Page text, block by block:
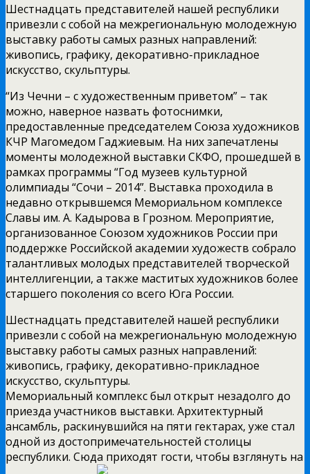
Шестнадцать представителей нашей республики
привезли с собой на межрегиональную молодежную
выставку работы самых разных направлений:
живопись, графику, декоративно-прикладное
искусство, скульптуры.
“Из Чечни – с художественным приветом” – так
можно, наверное назвать фотоснимки,
предоставленные председателем Союза художников
КЧР Магомедом Гаджиевым. На них запечатлены
моменты молодежной выставки СКФО, прошедшей в
рамках программы “Год музеев культурной
олимпиады “Сочи – 2014”. Выставка проходила в
недавно открывшемся Мемориальном комплексе
Славы им. А. Кадырова в Грозном. Мероприятие,
организованное Союзом художников России при
поддержке Российской академии художеств собрало
талантливых молодых представителей творческой
интеллигенции, а также маститых художников более
старшего поколения со всего Юга России.
Шестнадцать представителей нашей республики
привезли с собой на межрегиональную молодежную
выставку работы самых разных направлений:
живопись, графику, декоративно-прикладное
искусство, скульптуры.
Мемориальный комплекс был открыт незадолго до
приезда участников выставки. Архитектурный
ансамбль, раскинувшийся на пяти гектарах, уже стал
одной из достопримечательностей столицы
республики. Сюда приходят гости, чтобы взглянуть на